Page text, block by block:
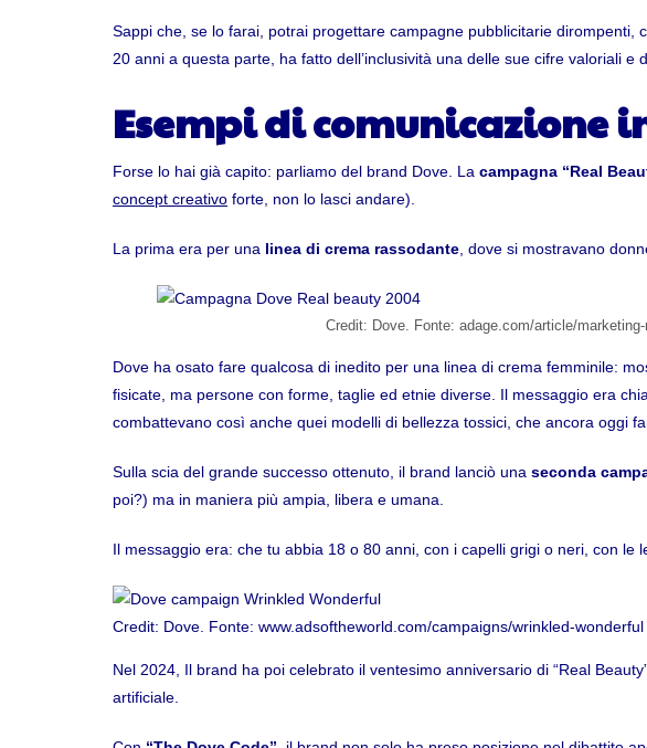
Sappi che, se lo farai, potrai progettare campagne pubblicitarie
20 anni a questa parte, ha fatto dell’inclusività una delle sue cifre valoriali e
Esempi di comunicazione
Forse lo hai già capito: parliamo del brand Dove. La campagna “Real
concept creativo forte, non lo lasci andare).
La prima era per una linea di crema rassodante, dove si mostravano
Credit: Dove. Fonte: adage.com/article/
Dove ha osato fare qualcosa di inedito per una linea di crema femminile:
fisicate, ma persone con forme, taglie ed etnie diverse. Il messaggio era
combattevano così anche quei modelli di bellezza tossici, che ancora oggi
Sulla scia del grande successo ottenuto, il brand lanciò una seconda
poi?) ma in maniera più ampia, libera e umana.
Il messaggio era: che tu abbia 18 o 80 anni, con i capelli grigi o neri, con
Credit: Dove. Fonte: www.adsoftheworld.com/campaigns/wrinkled-wonderful
Nel 2024, Il brand ha poi celebrato il ventesimo anniversario di “Real
artificiale.